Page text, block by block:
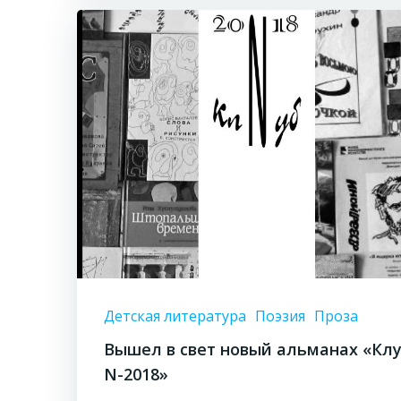
Детская литература Поэзия Проза
Вышел в свет новый альманах
N-2018»